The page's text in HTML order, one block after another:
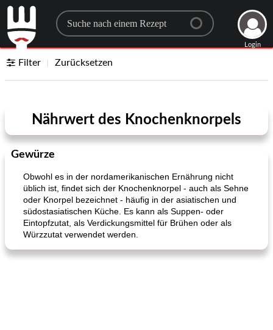
Search for a recipe
Login
Filter Zurücksetzen
Nährwert des Knochenknorpels
Gewürze
Obwohl es in der nordamerikanischen Ernährung nicht
üblich ist, findet sich der Knochenknorpel - auch als Sehne
oder Knorpel bezeichnet - häufig in der asiatischen und
südostasiatischen Küche. Es kann als Suppen- oder
Eintopfzutat, als Verdickungsmittel für Brühen oder als
Würzzutat verwendet werden.